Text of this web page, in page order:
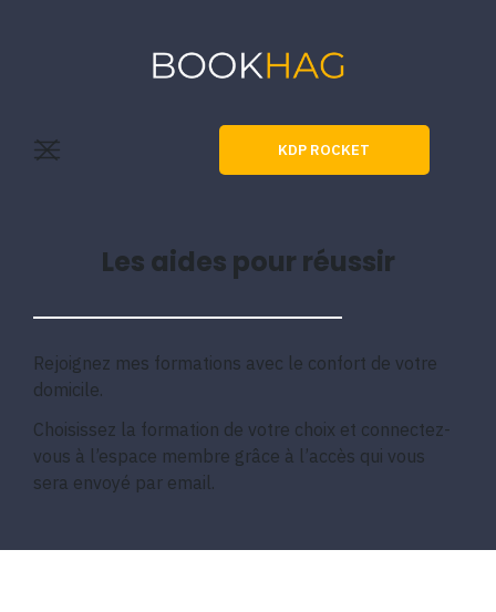
KDP ROCKET
Les aides pour réussir
Rejoignez mes formations avec le confort de votre
domicile.
Choisissez la formation de votre choix et connectez-
vous à l’espace membre grâce à l’accès qui vous
sera envoyé par email.